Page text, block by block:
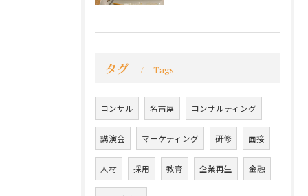
タグ Tags
コンサル 名古屋 コンサルティング
講演会 マーケティング 研修 面接
人材 採用 教育 企業再生 金融